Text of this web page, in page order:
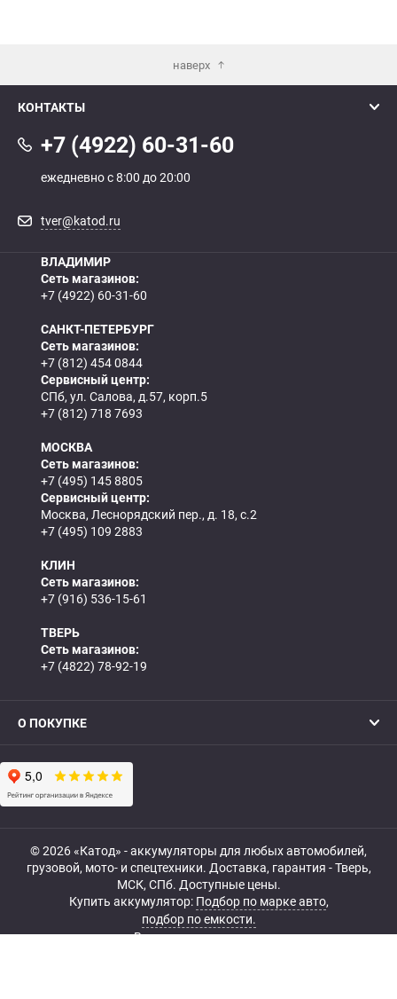
наверх
КОНТАКТЫ
+7 (4922) 60-31-60
ежедневно с 8:00 до 20:00
tver@katod.ru
ВЛАДИМИР
Сеть магазинов:
+7 (4922) 60-31-60
САНКТ-ПЕТЕРБУРГ
Сеть магазинов:
+7 (812) 454 0844
Сервисный центр:
СПб, ул. Салова, д.57, корп.5
+7 (812) 718 7693
МОСКВА
Сеть магазинов:
+7 (495) 145 8805
Сервисный центр:
Москва, Леснорядский пер., д. 18, с.2
+7 (495) 109 2883
КЛИН
Сеть магазинов:
+7 (916) 536-15-61
ТВЕРЬ
Сеть магазинов:
+7 (4822) 78-92-19
О ПОКУПКЕ
© 2026 «Катод» - аккумуляторы для любых автомобилей,
грузовой, мото- и спецтехники. Доставка, гарантия - Тверь,
МСК, СПб. Доступные цены.
Купить аккумулятор: Подбор по марке авто,
подбор по емкости.
Все права защищены.